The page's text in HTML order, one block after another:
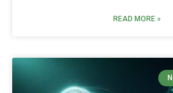
READ MORE »